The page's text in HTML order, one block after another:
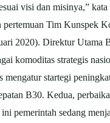
visi dan misinya,”
Tim Kunspek
2020). Direktur
komoditas strategis
startegi
B30. Kedua,
pemerintah sedang